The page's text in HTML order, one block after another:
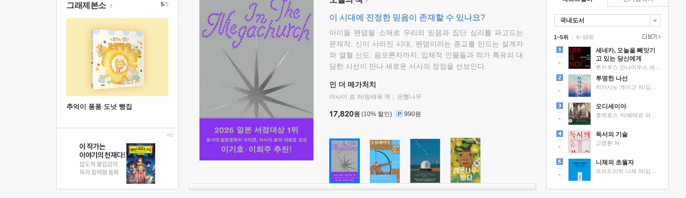
그래제본소
추억이 퐁퐁 도넛 빵집
5/5
이 시대에 진정한 믿음이 존재할 수 있나요?
아이돌 팬덤을 소재로 우리의 믿음과 집단 심리를 파고드는
문제작. 신이 사라진 시대, 팬덤이라는 종교를 만드는 설계자
와 열혈 신도, 음모론자까지. 입체적 인물들과 작가 특유의 대
담한 시선이 만나 새로운 서사의 정점을 선보인다.
인 더 메가처치
아사이 료 저/송태욱 역 은행나무
17,820원 (10% 할인) 990원
국내도서
1~5위 |
세네카, 오늘을 빼앗기
고 있는 당신에게
투명한 나선
오디세이아
독서의 기술
고명환 저
니체의 초월자
6~10위